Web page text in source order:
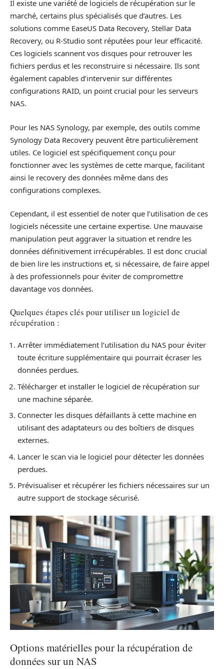
Il existe une variété de logiciels de récupération sur le
marché, certains plus spécialisés que d’autres. Les
solutions comme EaseUS Data Recovery, Stellar Data
Recovery, ou R-Studio sont réputées pour leur efficacité.
Ces logiciels scannent vos disques pour retrouver les
fichiers perdus et les reconstruire si nécessaire. Ils sont
également capables d’intervenir sur différentes
configurations RAID, un point crucial pour les serveurs
NAS.
Pour les NAS Synology, par exemple, des outils comme
Synology Data Recovery peuvent être particulièrement
utiles. Ce logiciel est spécifiquement conçu pour
fonctionner avec les systèmes de cette marque, facilitant
ainsi le recovery des données même dans des
configurations complexes.
Cependant, il est essentiel de noter que l’utilisation de ces
logiciels nécessite une certaine expertise. Une mauvaise
manipulation peut aggraver la situation et rendre les
données définitivement irrécupérables. Il est donc crucial
de bien lire les instructions et, si nécessaire, de faire appel
à des professionnels pour éviter de compromettre
davantage vos données.
Quelques étapes clés pour utiliser un logiciel de
récupération :
Arrêter immédiatement l’utilisation du NAS pour éviter
toute écriture supplémentaire qui pourrait écraser les
données perdues.
Télécharger et installer le logiciel de récupération sur
une machine séparée.
Connecter les disques défaillants à cette machine en
utilisant des adaptateurs ou des boîtiers de disques
externes.
Lancer le scan via le logiciel pour détecter les données
perdues.
Prévisualiser et récupérer les fichiers nécessaires sur un
autre support de stockage sécurisé.
Options matérielles pour la récupération de
données sur un NAS